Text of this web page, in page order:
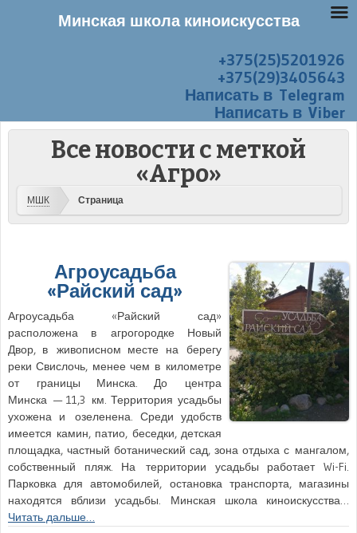
+375(25)5201926
+375(29)3405643
Написать в Telegram
Написать в Viber
Все новости с меткой
«Агро»
МШК Страница
Агроусадьба
«Райский сад»
Агроусадьба «Райский сад»
расположена в агрогородке Новый
Двор, в живописном месте на берегу
реки Свислочь, менее чем в километре
от границы Минска. До центра
Минска — 11,3 км. Территория усадьбы
ухожена и озеленена. Среди удобств
имеется камин, патио, беседки, детская
площадка, частный ботанический сад, зона отдыха с мангалом,
собственный пляж. На территории усадьбы работает Wi-Fi.
Парковка для автомобилей, остановка транспорта, магазины
находятся вблизи усадьбы. Минская школа киноискусства…
Читать дальше…
Минская школа киноискусства